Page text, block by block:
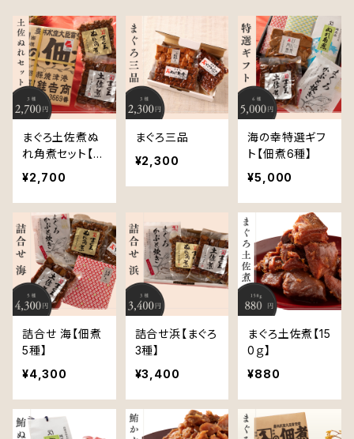
まぐろ土佐煮ぬ
れ角煮セット【2
00ｇ×2】
¥2,700
まぐろ三品
¥2,300
海の幸特選ギフ
ト【佃煮6種】
¥5,000
詰合せ 海【佃煮
5種】
¥4,300
詰合せ浜【まぐろ
3種】
¥3,400
まぐろ土佐煮【15
0ｇ】
¥880